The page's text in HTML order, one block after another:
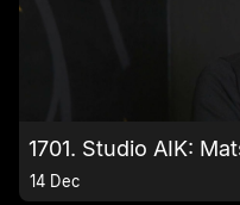
1701. Studio AIK:
14 Dec